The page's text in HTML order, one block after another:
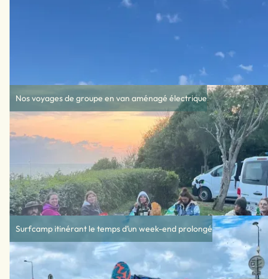
Nos voyages de groupe en van aménagé électrique
Surfcamp itinérant le temps d’un week-end prolongé